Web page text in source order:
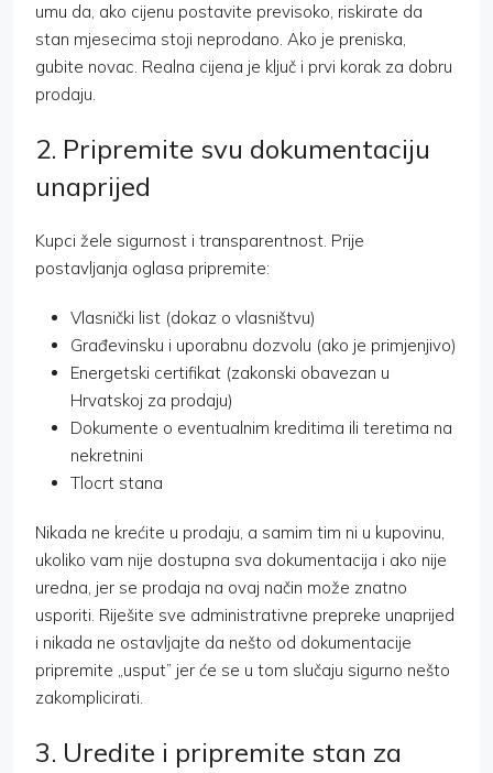
umu da, ako cijenu postavite previsoko, riskirate da
stan mjesecima stoji neprodano. Ako je preniska,
gubite novac. Realna cijena je ključ i prvi korak za dobru
prodaju.
2. Pripremite svu dokumentaciju
unaprijed
Kupci žele sigurnost i transparentnost. Prije
postavljanja oglasa pripremite:
Vlasnički list (dokaz o vlasništvu)
Građevinsku i uporabnu dozvolu (ako je primjenjivo)
Energetski certifikat (zakonski obavezan u
Hrvatskoj za prodaju)
Dokumente o eventualnim kreditima ili teretima na
nekretnini
Tlocrt stana
Nikada ne krećite u prodaju, a samim tim ni u kupovinu,
ukoliko vam nije dostupna sva dokumentacija i ako nije
uredna, jer se prodaja na ovaj način može znatno
usporiti. Riješite sve administrativne prepreke unaprijed
i nikada ne ostavljajte da nešto od dokumentacije
pripremite „usput” jer će se u tom slučaju sigurno nešto
zakomplicirati.
3. Uredite i pripremite stan za